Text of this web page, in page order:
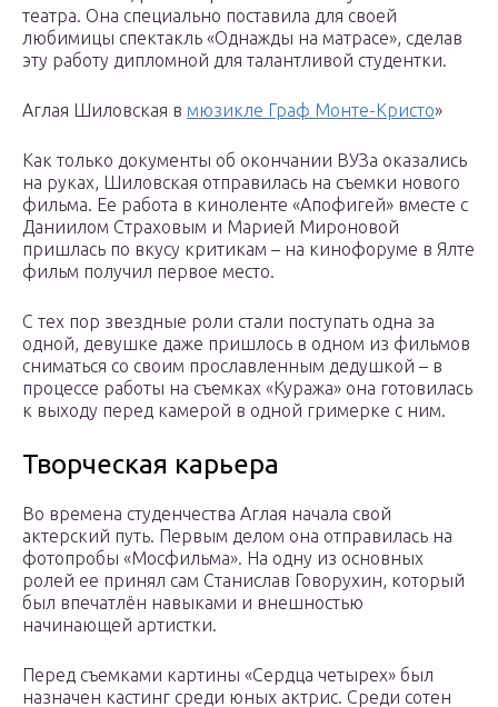
театра. Она специально поставила для своей
любимицы спектакль «Однажды на матрасе», сделав
эту работу дипломной для талантливой студентки.
Аглая Шиловская в мюзикле Граф Монте-Кристо»
Как только документы об окончании ВУЗа оказались
на руках, Шиловская отправилась на съемки нового
фильма. Ее работа в киноленте «Апофигей» вместе с
Даниилом Страховым и Марией Мироновой
пришлась по вкусу критикам – на кинофоруме в Ялте
фильм получил первое место.
С тех пор звездные роли стали поступать одна за
одной, девушке даже пришлось в одном из фильмов
сниматься со своим прославленным дедушкой – в
процессе работы на съемках «Куража» она готовилась
к выходу перед камерой в одной гримерке с ним.
Творческая карьера
Во времена студенчества Аглая начала свой
актерский путь. Первым делом она отправилась на
фотопробы «Мосфильма». На одну из основных
ролей ее принял сам Станислав Говорухин, который
был впечатлён навыками и внешностью
начинающей артистки.
Перед съемками картины «Сердца четырех» был
назначен кастинг среди юных актрис. Среди сотен